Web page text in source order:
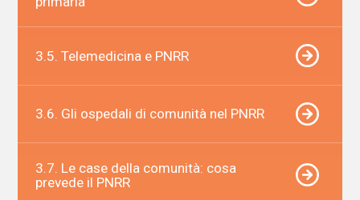
3.5. Telemedicina e PNRR
3.6. Gli ospedali di comunità nel PNRR
3.7. Le case della comunità: cosa
prevede il PNRR